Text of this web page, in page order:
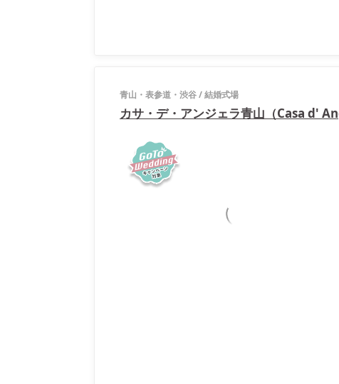
青山・表参道・渋谷/結婚式場
カサ・デ・アンジェラ青山（Casa d'